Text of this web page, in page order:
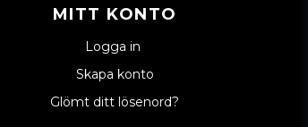
MITT KONTO
Logga in
Skapa konto
Glömt ditt lösenord?